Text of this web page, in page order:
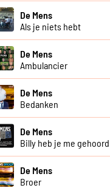
De Mens
Als je niets hebt
De Mens
Ambulancier
De Mens
Bedanken
De Mens
Billy heb je me gehoord
De Mens
Broer